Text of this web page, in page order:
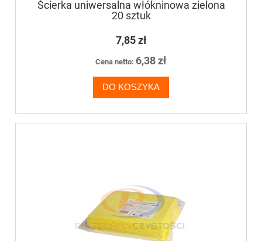
Ścierka uniwersalna włókninowa zielona
20 sztuk
7,85 zł
Cena netto: 6,38 zł
DO KOSZYKA